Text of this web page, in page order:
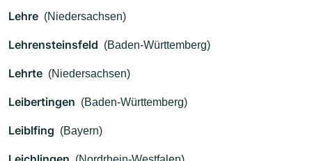
Lehre (Niedersachsen)
Lehrensteinsfeld (Baden-Württemberg)
Lehrte (Niedersachsen)
Leibertingen (Baden-Württemberg)
Leiblfing (Bayern)